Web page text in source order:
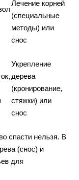
Лечение корней
(специальные
методы) или
снос
Укрепление
дерева
(кронирование,
стяжки) или
снос
спасти нельзя. В
(снос) и
для